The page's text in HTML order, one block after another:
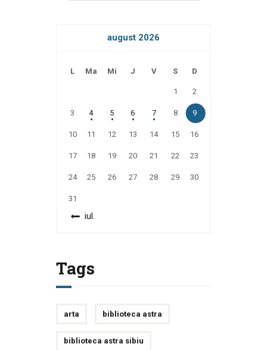
august 2026
L Ma Mi J V S D
1 2
3 4 5 6 7 8 9
10 11 12 13 14 15 16
17 18 19 20 21 22 23
24 25 26 27 28 29 30
31
« iul.
Tags
arta biblioteca astra
biblioteca astra sibiu